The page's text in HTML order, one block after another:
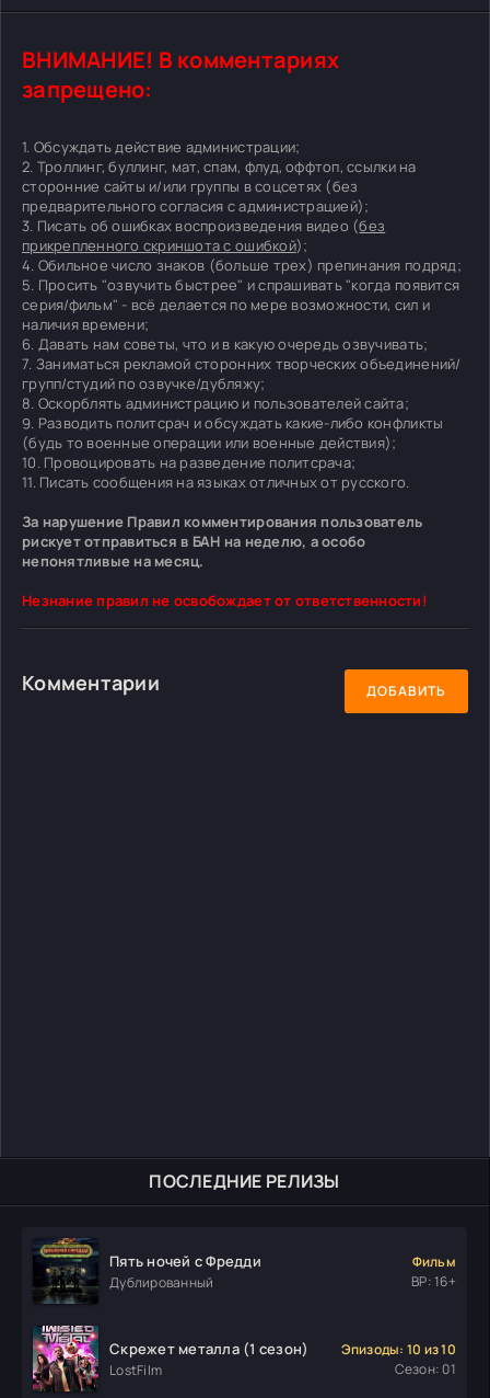
ПОСЛЕДНИЕ РЕЛИЗЫ
Пять ночей с Фредди
Дублированный
Фильм
ВР: 16+
Скрежет металла (1 сезон)
LostFilm
Эпизоды: 10 из 10
Сезон: 01
ВНИМАНИЕ! В комментариях
запрещено:
1. Обсуждать действие администрации;
2. Троллинг, буллинг, мат, спам, флуд, оффтоп, ссылки на
сторонние сайты и/или группы в соцсетях (без
предварительного согласия с администрацией);
3. Писать об ошибках воспроизведения видео (без
прикрепленного скриншота с ошибкой);
4. Обильное число знаков (больше трех) препинания подряд;
5. Просить "озвучить быстрее" и спрашивать "когда появится
серия/фильм" - всё делается по мере возможности, сил и
наличия времени;
6. Давать нам советы, что и в какую очередь озвучивать;
7. Заниматься рекламой сторонних творческих объединений/
групп/студий по озвучке/дубляжу;
8. Оскорблять администрацию и пользователей сайта;
9. Разводить политсрач и обсуждать какие-либо конфликты
(будь то военные операции или военные действия);
10. Провоцировать на разведение политсрача;
11. Писать сообщения на языках отличных от русского.
За нарушение Правил комментирования пользователь
рискует отправиться в БАН на неделю, а особо
непонятливые на месяц.
Незнание правил не освобождает от ответственности!
Комментарии ДОБАВИТЬ